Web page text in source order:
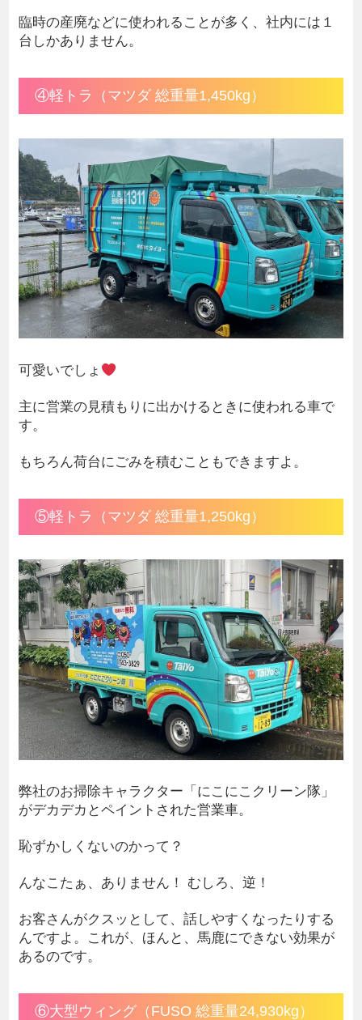
臨時の産廃などに使われることが多く、社内には１
台しかありません。
④軽トラ（マツダ 総重量1,450kg）
可愛いでしょ
主に営業の見積もりに出かけるときに使われる車で
す。
もちろん荷台にごみを積むこともできますよ。
⑤軽トラ（マツダ 総重量1,250kg）
弊社のお掃除キャラクター「にこにこクリーン隊」
がデカデカとペイントされた営業車。
恥ずかしくないのかって？
んなこたぁ、ありません！ むしろ、逆！
お客さんがクスッとして、話しやすくなったりする
んですよ。これが、ほんと、馬鹿にできない効果が
あるのです。
⑥大型ウィング（FUSO 総重量24,930kg）